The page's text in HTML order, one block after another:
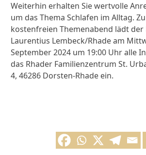
Weiterhin erhalten Sie wertvolle
um das Thema Schlafen im Alltag.
kostenfreien Themenabend lädt der
Laurentius Lembeck/Rhade am
September 2024 um 19:00 Uhr alle
das Rhader Familienzentrum St.
4, 46286 Dorsten-Rhade ein.